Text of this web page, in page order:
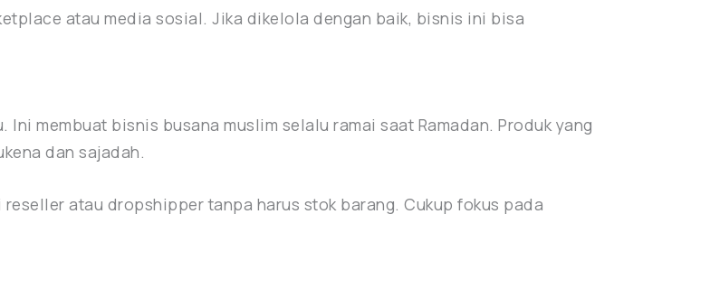
atau media sosial. Jika dikelola dengan baik, bisnis ini bisa
membuat bisnis busana muslim selalu ramai saat Ramadan. Produk yang
dan sajadah.
atau dropshipper tanpa harus stok barang. Cukup fokus pada